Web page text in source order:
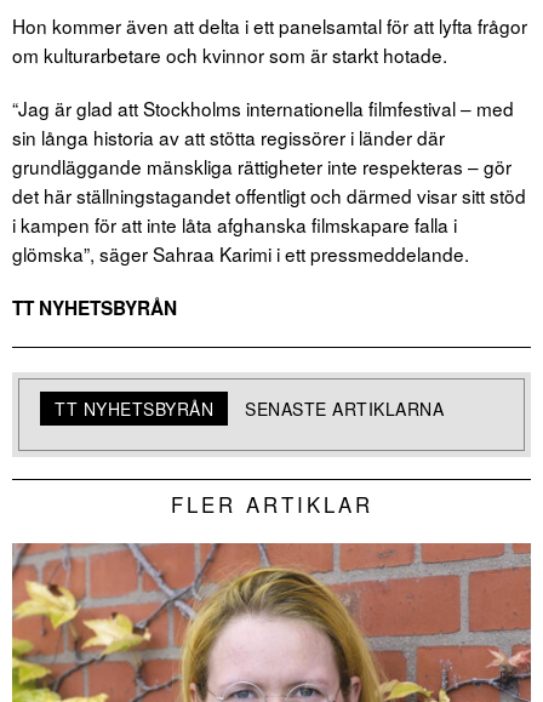
Hon kommer även att delta i ett panelsamtal för att lyfta frågor
om kulturarbetare och kvinnor som är starkt hotade.
“Jag är glad att Stockholms internationella filmfestival – med
sin långa historia av att stötta regissörer i länder där
grundläggande mänskliga rättigheter inte respekteras – gör
det här ställningstagandet offentligt och därmed visar sitt stöd
i kampen för att inte låta afghanska filmskapare falla i
glömska”, säger Sahraa Karimi i ett pressmeddelande.
TT NYHETSBYRÅN
TT NYHETSBYRÅN SENASTE ARTIKLARNA
FLER ARTIKLAR